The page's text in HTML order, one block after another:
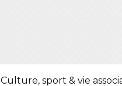
Culture, sport & vie